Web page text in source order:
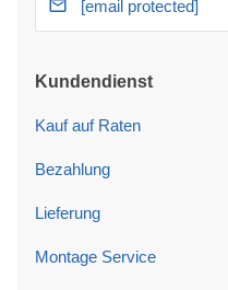
[email protected]
Kundendienst
Kauf auf Raten
Bezahlung
Lieferung
Montage Service